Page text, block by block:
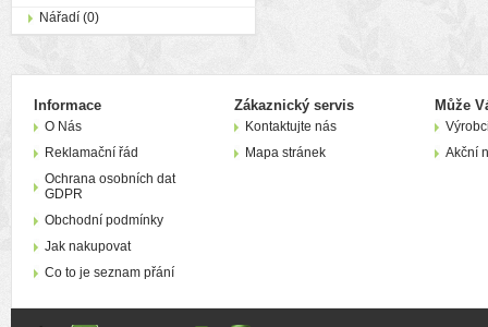
Nářadí (0)
Informace
O Nás
Reklamační řád
Ochrana osobních dat
GDPR
Obchodní podmínky
Jak nakupovat
Co to je seznam přání
Zákaznický servis
Kontaktujte nás
Mapa stránek
Může
Akční